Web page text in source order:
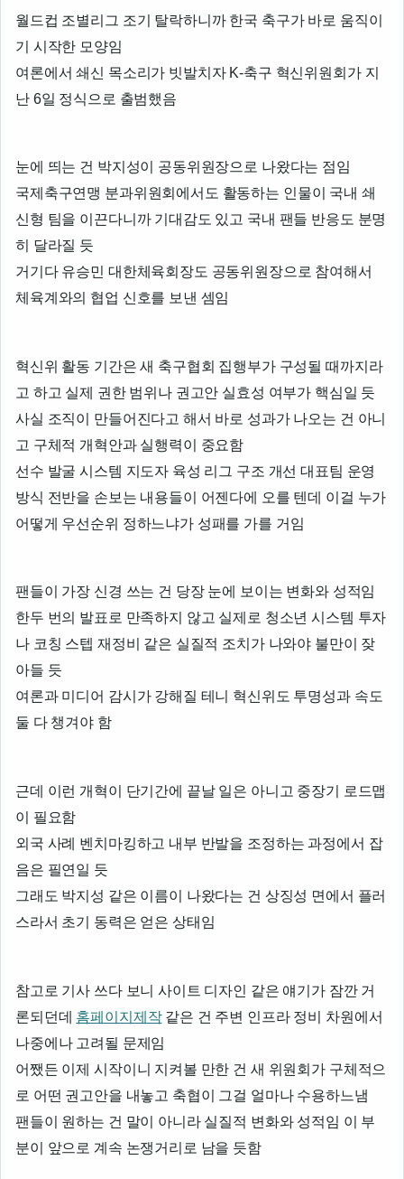
월드컵 조별리그 조기 탈락하니까 한국 축구가 바로 움직이
기 시작한 모양임
여론에서 쇄신 목소리가 빗발치자 K-축구 혁신위원회가 지
난 6일 정식으로 출범했음
눈에 띄는 건 박지성이 공동위원장으로 나왔다는 점임
국제축구연맹 분과위원회에서도 활동하는 인물이 국내 쇄
신형 팀을 이끈다니까 기대감도 있고 국내 팬들 반응도 분명
히 달라질 듯
거기다 유승민 대한체육회장도 공동위원장으로 참여해서
체육계와의 협업 신호를 보낸 셈임
혁신위 활동 기간은 새 축구협회 집행부가 구성될 때까지라
고 하고 실제 권한 범위나 권고안 실효성 여부가 핵심일 듯
사실 조직이 만들어진다고 해서 바로 성과가 나오는 건 아니
고 구체적 개혁안과 실행력이 중요함
선수 발굴 시스템 지도자 육성 리그 구조 개선 대표팀 운영
방식 전반을 손보는 내용들이 어젠다에 오를 텐데 이걸 누가
어떻게 우선순위 정하느냐가 성패를 가를 거임
팬들이 가장 신경 쓰는 건 당장 눈에 보이는 변화와 성적임
한두 번의 발표로 만족하지 않고 실제로 청소년 시스템 투자
나 코칭 스텝 재정비 같은 실질적 조치가 나와야 불만이 잦
아들 듯
여론과 미디어 감시가 강해질 테니 혁신위도 투명성과 속도
둘 다 챙겨야 함
근데 이런 개혁이 단기간에 끝날 일은 아니고 중장기 로드맵
이 필요함
외국 사례 벤치마킹하고 내부 반발을 조정하는 과정에서 잡
음은 필연일 듯
그래도 박지성 같은 이름이 나왔다는 건 상징성 면에서 플러
스라서 초기 동력은 얻은 상태임
참고로 기사 쓰다 보니 사이트 디자인 같은 얘기가 잠깐 거
론되던데 홈페이지제작같은 건 주변 인프라 정비 차원에서
나중에나 고려될 문제임
어쨌든 이제 시작이니 지켜볼 만한 건 새 위원회가 구체적으
로 어떤 권고안을 내놓고 축협이 그걸 얼마나 수용하느냄
팬들이 원하는 건 말이 아니라 실질적 변화와 성적임 이 부
분이 앞으로 계속 논쟁거리로 남을 듯함